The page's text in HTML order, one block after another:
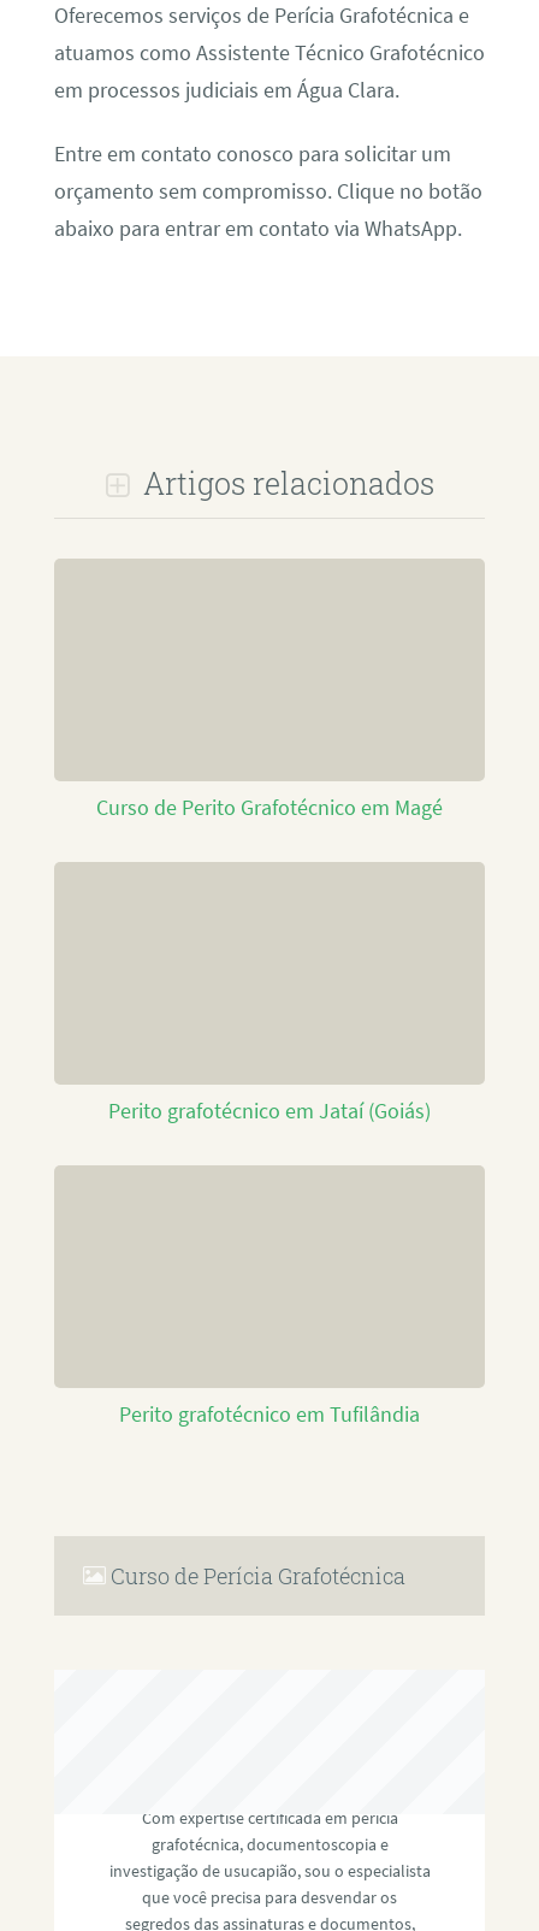
Oferecemos serviços de Perícia Grafotécnica e
atuamos como Assistente Técnico Grafotécnico
em processos judiciais em Água Clara.
Entre em contato conosco para solicitar um
orçamento sem compromisso. Clique no botão
abaixo para entrar em contato via WhatsApp.
Artigos relacionados
Curso de Perito Grafotécnico em Magé
Perito grafotécnico em Jataí (Goiás)
Perito grafotécnico em Tufilândia
Curso de Perícia Grafotécnica
Com expertise certificada em perícia
grafotécnica, documentoscopia e
investigação de usucapião, sou o especialista
que você precisa para desvendar os
segredos das assinaturas e documentos,